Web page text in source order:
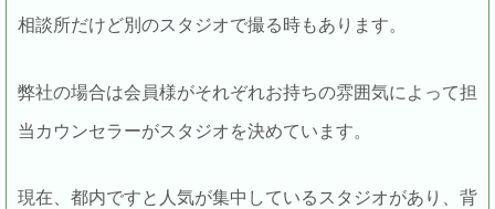
相談所だけど別のスタジオで撮る時もあります。
弊社の場合は会員様がそれぞれお持ちの雰囲気によって担
当カウンセラーがスタジオを決めています。
現在、都内ですと人気が集中しているスタジオがあり、背